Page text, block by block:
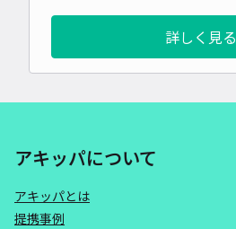
詳しく見る
アキッパについて
アキッパとは
提携事例